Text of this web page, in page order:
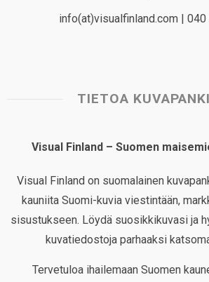
info(at)visualfinland.com |
TIETOA
Visual Finland – Suomen
Visual Finland on suomalainen
kauniita Suomi-kuvia viestintään,
sisustukseen. Löydä suosikkikuvasi ja
kuvatiedostoja parhaaksi
Tervetuloa ihailemaan Suomen